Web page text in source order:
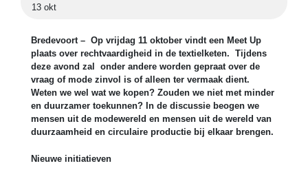
13 okt
Bredevoort – Op vrijdag 11 oktober vindt een Meet Up
plaats over rechtvaardigheid in de textielketen. Tijdens
deze avond zal onder andere worden gepraat over de
vraag of mode zinvol is of alleen ter vermaak dient.
Weten we wel wat we kopen? Zouden we niet met minder
en duurzamer toekunnen? In de discussie beogen we
mensen uit de modewereld en mensen uit de wereld van
duurzaamheid en circulaire productie bij elkaar brengen.
Nieuwe initiatieven